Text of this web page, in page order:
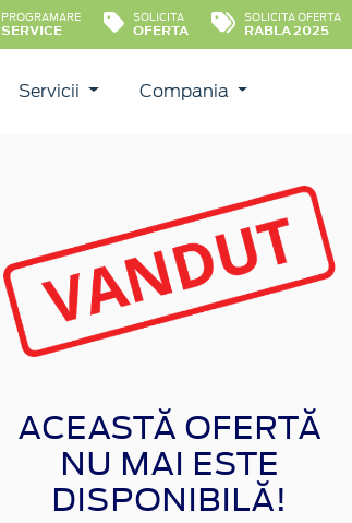
PROGRAMARE
SERVICE
SOLICITA
OFERTA
SOLICITA OFERTA
RABLA 2025
Servicii Compania
ACEASTĂ OFERTĂ
NU MAI ESTE
DISPONIBILĂ!